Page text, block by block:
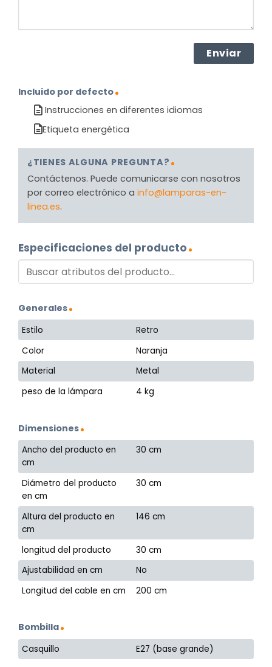
Incluido por defecto
Instrucciones en diferentes idiomas
Etiqueta energética
¿TIENES ALGUNA PREGUNTA?
Contáctenos. Puede comunicarse con nosotros
por correo electrónico a info@lamparas-en-
linea.es.
Especificaciones del producto
Generales
Estilo
Retro
Color
Naranja
Material
Metal
peso de la lámpara
4 kg
Dimensiones
Ancho del producto en
cm
30 cm
Diámetro del producto
en cm
30 cm
Altura del producto en
cm
146 cm
longitud del producto
30 cm
Ajustabilidad en cm
No
Longitud del cable en cm
200 cm
Bombilla
Casquillo E27 (base grande)